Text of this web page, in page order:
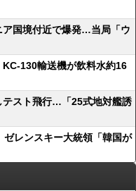
ア国境付近で爆発…当局「ウ
130輸送機が飲料水約16
テスト飛行…「25式地対艦誘
レンスキー大統領「韓国が